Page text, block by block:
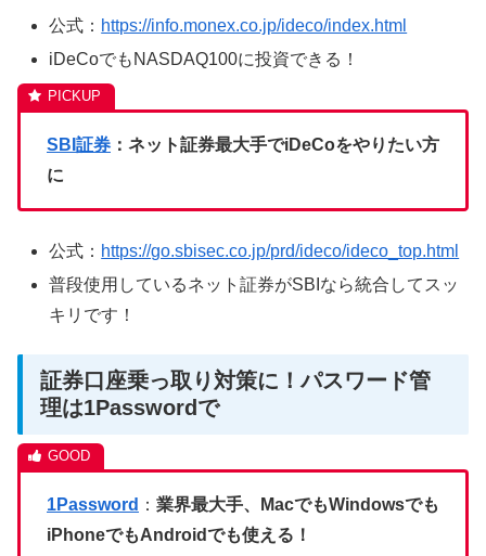
公式： https://info.monex.co.jp/ideco/index.html
iDeCoでもNASDAQ100に投資できる！
SBI証券 ：ネット証券最大手でiDeCoをやりたい方
に
公式： https://go.sbisec.co.jp/prd/ideco/ideco_top.html
普段使用しているネット証券がSBIなら統合してスッ
キリです！
証券口座乗っ取り対策に！パスワード管
理は1Passwordで
1Password ： 業界最大手、MacでもWindowsでも
iPhoneでもAndroidでも使える！